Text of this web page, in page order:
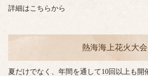
詳細はこちらから
熱海海上花火大会
夏だけでなく、年間を通して10回以上も開